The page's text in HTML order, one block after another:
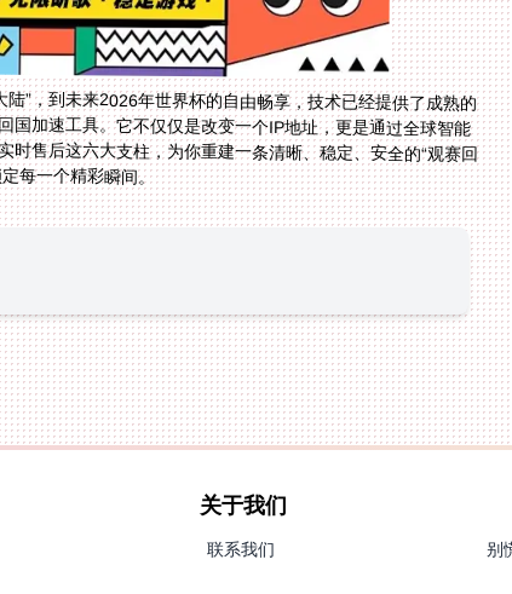
”，到未来2026年世界杯的自由畅享，技术已经提供了成熟的
国加速工具。它不仅仅是改变一个IP地址，更是通过全球智能
售后这六大支柱，为你重建一条清晰、稳定、安全的“观赛回
每一个精彩瞬间。
关于我们
联系我们 别